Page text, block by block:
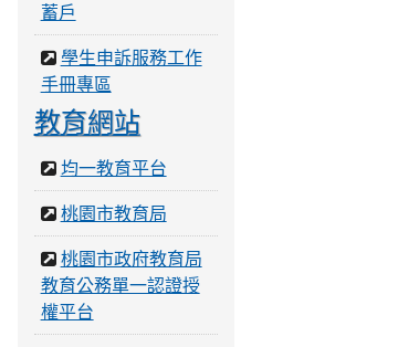
蓄戶
學生申訴服務工作
手冊專區
教育網站
均一教育平台
桃園市教育局
桃園市政府教育局
教育公務單一認證授
權平台